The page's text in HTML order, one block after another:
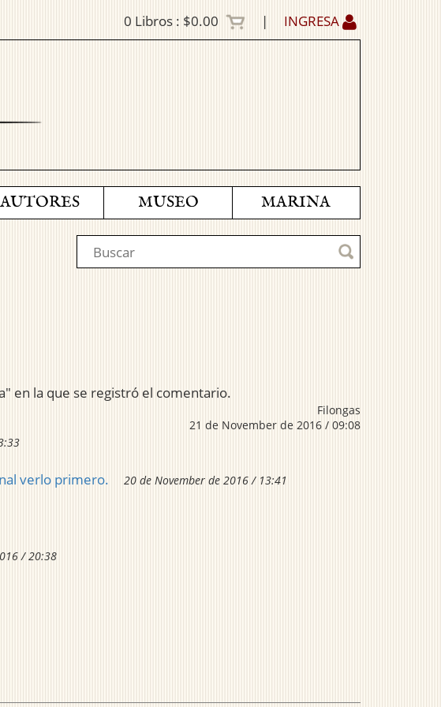
0 Libros : $0.00 | INGRESA
AUTORES MUSEO MARINA
en la que se registró el comentario.
Filongas
21 de November de 2016 / 09:08
verlo primero.
20 de November de 2016 / 13:41
/ 20:38